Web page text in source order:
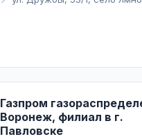
Газпром
Воронеж, филиал в г.
Павловске